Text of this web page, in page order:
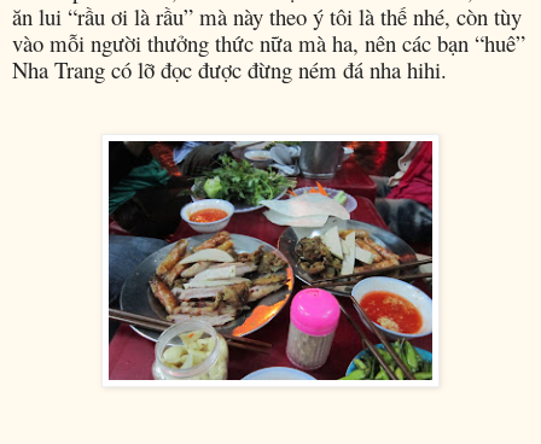
ăn lui “rầu ơi là rầu” mà này theo ý tôi là thế nhé, còn tùy
vào mỗi người thưởng thức nữa mà ha, nên các bạn “huê”
Nha Trang có lỡ đọc được đừng ném đá nha hihi.